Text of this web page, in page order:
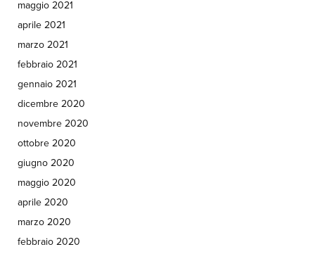
maggio 2021
aprile 2021
marzo 2021
febbraio 2021
gennaio 2021
dicembre 2020
novembre 2020
ottobre 2020
giugno 2020
maggio 2020
aprile 2020
marzo 2020
febbraio 2020